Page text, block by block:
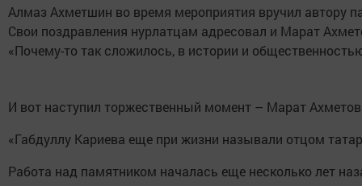
Алмаз Ахметшин во время мероприятия вручил автору
Свои поздравления нурлатцам адресовал и Марат
«Почему-то так сложилось, в истории и
И вот наступил торжественный момент – Марат
«Габдуллу Кариева еще при жизни называли отцом
Работа над памятником началась еще несколько лет